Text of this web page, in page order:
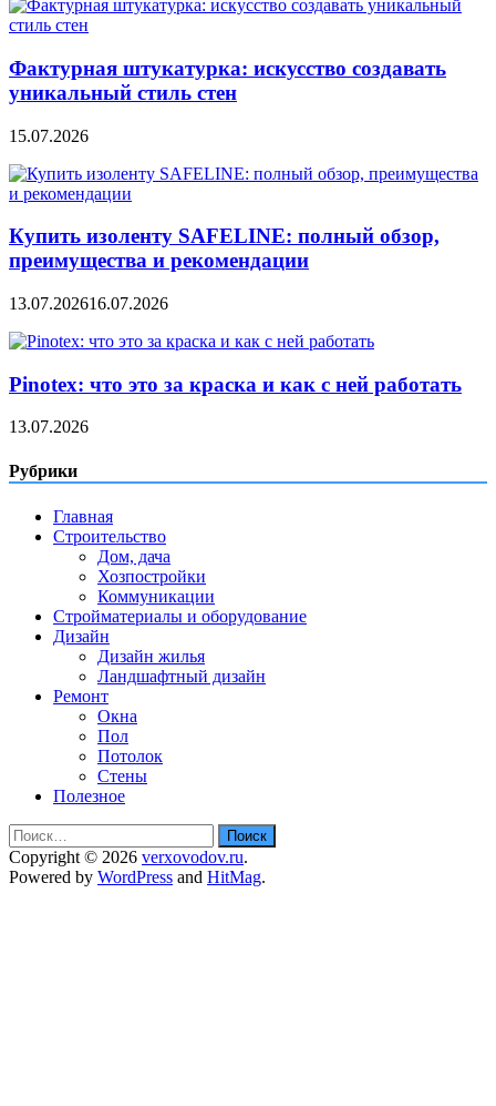
Фактурная штукатурка: искусство создавать
уникальный стиль стен
15.07.2026
Купить изоленту SAFELINE: полный обзор,
преимущества и рекомендации
13.07.202616.07.2026
Pinotex: что это за краска и как с ней работать
13.07.2026
Рубрики
Главная
Строительство
Дом, дача
Хозпостройки
Коммуникации
Стройматериалы и оборудование
Дизайн
Дизайн жилья
Ландшафтный дизайн
Ремонт
Окна
Пол
Потолок
Стены
Полезное
Найти:
Copyright © 2026 verxovodov.ru.
Powered by WordPress and HitMag.